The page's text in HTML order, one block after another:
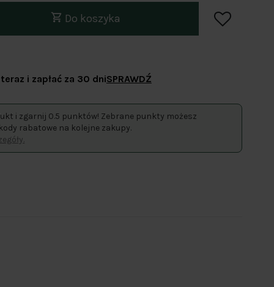
Do koszyka
i zapłać za 30 dniSPRAWDŹ
i zgarnij 0.5 punktów! Zebrane punkty możesz
rabatowe na kolejne zakupy.